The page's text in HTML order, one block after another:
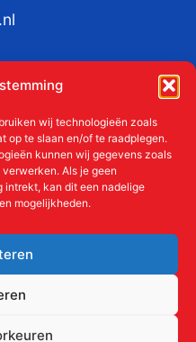
wij technologieën zoals
op te slaan en/of te raadplegen.
kunnen wij gegevens zoals
Als je geen
intrekt, kan dit een nadelige
mogelijkheden.